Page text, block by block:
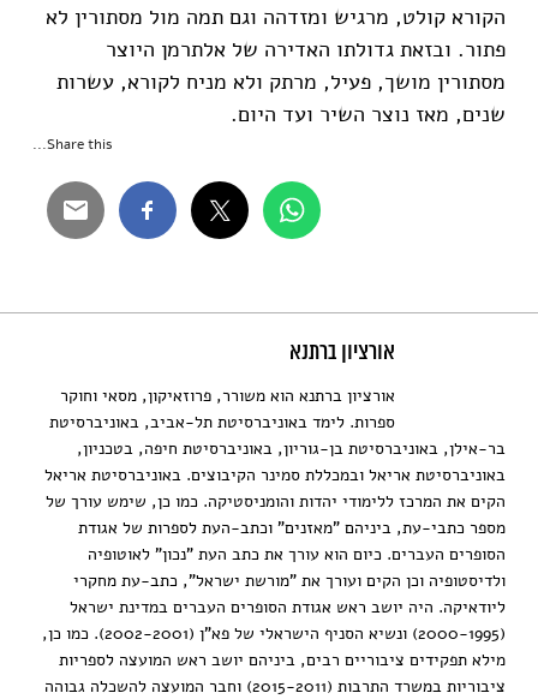
הקורא קולט, מרגיש ומזדהה וגם תמה מול מסתורין לא
פתור. ובזאת גדולתו האדירה של אלתרמן היוצר
מסתורין מושך, פעיל, מרתק ולא מניח לקורא, עשרות
שנים, מאז נוצר השיר ועד היום.
Share this...
אורציון ברתנא
אורציון ברתנא הוא משורר, פרוזאיקון, מסאי וחוקר
ספרות. לימד באוניברסיטת תל-אביב, באוניברסיטת
בר-אילן, באוניברסיטת בן-גוריון, באוניברסיטת חיפה, בטכניון,
באוניברסיטת אריאל ובמכללת סמינר הקיבוצים. באוניברסיטת אריאל
הקים את המרכז ללימודי יהדות והומניסטיקה. כמו כן, שימש עורך של
מספר כתבי-עת, ביניהם "מאזנים" וכתב-העת לספרות של אגודת
הסופרים העברים. כיום הוא עורך את כתב העת "נכון" לאוטופיה
ולדיסטופיה וכן הקים ועורך את "מורשת ישראל", כתב-עת מחקרי
ליודאיקה. היה יושב ראש אגודת הסופרים העברים במדינת ישראל
(2000-1995) ונשיא הסניף הישראלי של פא"ן (2002-2001). כמו כן,
מילא תפקידים ציבוריים רבים, ביניהם יושב ראש המועצה לספריות
ציבוריות במשרד התרבות (2015-2011) וחבר המועצה להשכלה גבוהה